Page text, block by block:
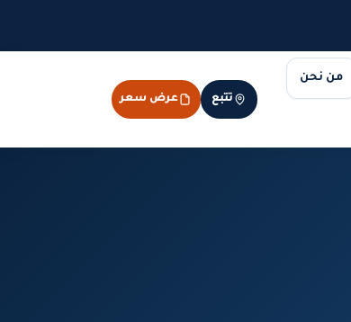
من نحن
تتبع عرض سعر